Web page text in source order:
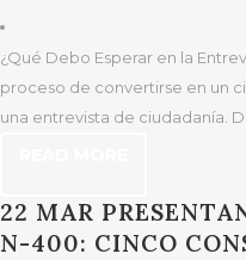
¿Qué Debo Esperar en la
proceso de convertirse en un
una entrevista de ciudadanía.
22 MAR
N-400: CINCO